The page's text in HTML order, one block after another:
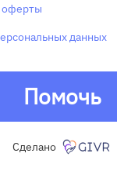
оферты
данных
Помочь
Сделано